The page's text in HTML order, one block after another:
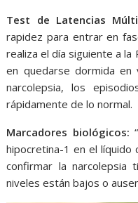
Test de Latencias
rapidez para entrar en
realiza el día siguiente a la
en quedarse dormida en
narcolepsia, los
rápidamente de lo normal.
Marcadores biológicos:
hipocretina-1 en el líquido
confirmar la narcolepsia
niveles están bajos o